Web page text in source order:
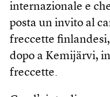
internazionale e
posta un invito al
freccette
dopo a Kemijärvi,
freccette.